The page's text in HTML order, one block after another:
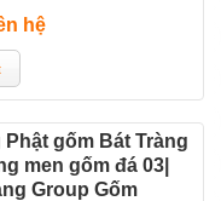
hệ
gốm Bát Tràng
men gốm đá 03|
Group Gốm